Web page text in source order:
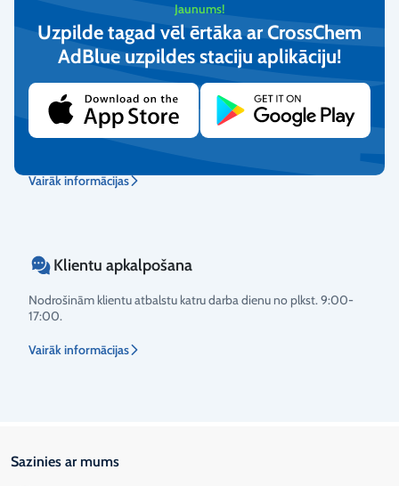
Vairāk informācijas
Atgriešanas nosacījumi
Mēs garantējam preču kvalitāti un nodrošinām bezmaksas
Vairāk informācijas
Klientu apkalpošana
Nodrošinām klientu atbalstu katru darba dienu no plkst. 9:00-
17:00.
Vairāk informācijas
Jaunums!
Uzpilde tagad vēl ērtāka ar CrossChem
AdBlue uzpildes staciju aplikāciju!​
Sazinies ar mums